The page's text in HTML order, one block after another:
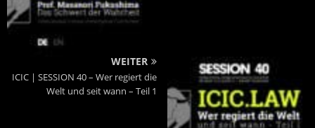
WEITER
ICIC | SESSION 40 – Wer regiert die
Welt und seit wann – Teil 1